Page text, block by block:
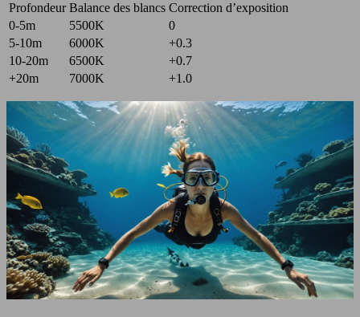
Profondeur Balance des blancs Correction d’exposition
0-5m
5500K
0
5-10m
6000K
+0.3
10-20m
6500K
+0.7
+20m
7000K +1.0